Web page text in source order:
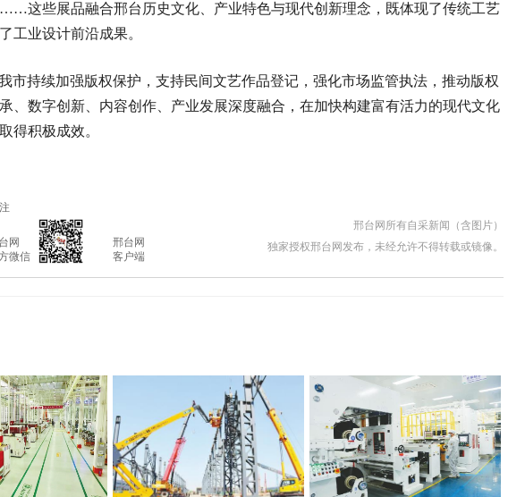
这些展品融合邢台历史文化、产业特色与现代创新理念，既体现了传统工艺
工业设计前沿成果。
市持续加强版权保护，支持民间文艺作品登记，强化市场监管执法，推动版权
、数字创新、内容创作、产业发展深度融合，在加快构建富有活力的现代文化
得积极成效。
邢台网
客户端
邢台网所有自采新闻（含图片）
独家授权邢台网发布，未经允许不得转载或镜像。